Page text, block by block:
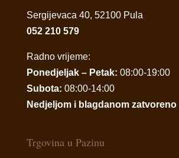
Sergijevaca 40, 52100 Pula
052 210 579
Radno vrijeme:
Ponedjeljak – Petak: 08:00-19:00
Subota: 08:00-14:00
Nedjeljom i blagdanom zatvoreno
Trgovina u Pazinu